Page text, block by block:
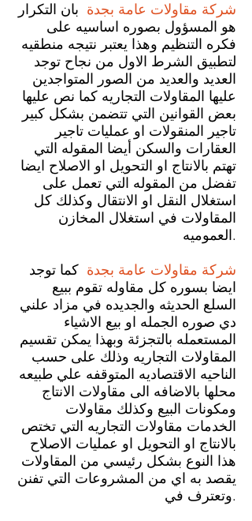
شركة مقاولات عامة بجدة بان التكرار
هو المسؤول بصوره اساسيه على
فكره التنظيم وهذا يعتبر نتيجه منطقيه
لتطبيق الشرط الاول من نجاح توجد
العديد والعديد من الصور المتواجدين
عليها المقاولات التجاريه كما نص عليها
بعض القوانين التي تتضمن بشكل كبير
تاجير المنقولات او عمليات تاجير
العقارات والسكن أيضا المقوله التي
تهتم بالانتاج او التحويل او الاصلاح ايضا
تفضل من المقوله التي تعمل على
استغلال النقل او الانتقال وكذلك كل
المقاولات في استغلال المخازن
العموميه.
شركة مقاولات عامة بجدة كما توجد
ايضا بسوره كل مقاوله تقوم ببيع
السلع الحديثه والجديده في مزاد علني
دي صوره الجمله او بيع الاشياء
المستعمله بالتجزئة وبهذا يمكن تقسيم
المقاولات التجاريه وذلك على حسب
الناحيه الاقتصاديه المتوقفه علي طبيعه
محلها بالاضافه الى مقاولات الانتاج
ومكونات البيع وكذلك مقاولات
الخدمات مقاولات التجاريه التي تختص
بالانتاج او التحويل او عمليات الاصلاح
هذا النوع بشكل رئيسي من المقاولات
يقصد به اي من المشروعات التي تفنن
وتعترف في.